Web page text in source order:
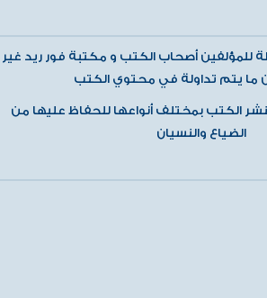
للمؤلفين أصحاب الكتب و مكتبة فور ريد غير
ما يتم تداولة في محتوي الكتب
الكتب بمختلف أنواعها للحفاظ عليها من
الضياع والنسيان